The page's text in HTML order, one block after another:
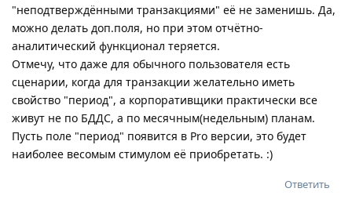
"неподтверждёнными транзакциями" её не заменишь. Да,
можно делать доп.поля, но при этом отчётно-
аналитический функционал теряется.
Отмечу, что даже для обычного пользователя есть
сценарии, когда для транзакции желательно иметь
свойство "период", а корпоративщики практически все
живут не по БДДС, а по месячным(недельным) планам.
Пусть поле "период" появится в Pro версии, это будет
наиболее весомым стимулом её приобретать. :)
Ответить